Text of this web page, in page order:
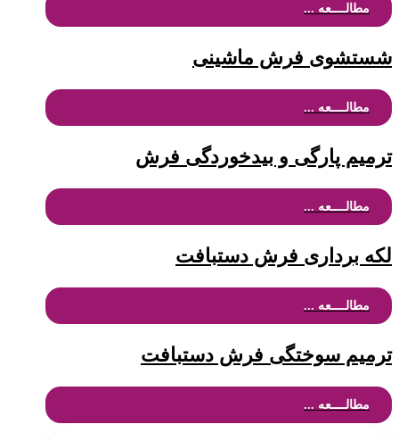
مطالــــعه ...
شستشوی فرش ماشینی
مطالــــعه ...
ترمیم پارگی و بیدخوردگی فرش
مطالــــعه ...
لکه برداری فرش دستبافت
مطالــــعه ...
ترمیم سوختگی فرش دستبافت
مطالــــعه ...